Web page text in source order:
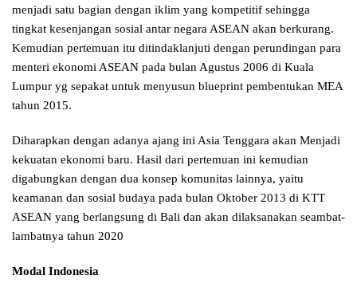
menjadi satu bagian dengan iklim yang kompetitif sehingga
tingkat kesenjangan sosial antar negara ASEAN akan berkurang.
Kemudian pertemuan itu ditindaklanjuti dengan perundingan para
menteri ekonomi ASEAN pada bulan Agustus 2006 di Kuala
Lumpur yg sepakat untuk menyusun blueprint pembentukan MEA
tahun 2015.
Diharapkan dengan adanya ajang ini Asia Tenggara akan Menjadi
kekuatan ekonomi baru. Hasil dari pertemuan ini kemudian
digabungkan dengan dua konsep komunitas lainnya, yaitu
keamanan dan sosial budaya pada bulan Oktober 2013 di KTT
ASEAN yang berlangsung di Bali dan akan dilaksanakan seambat-
lambatnya tahun 2020
Modal Indonesia